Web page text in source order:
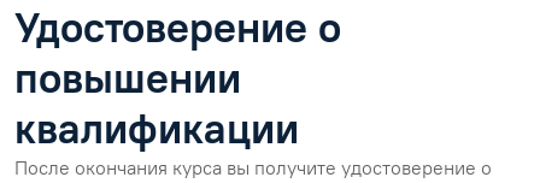
Удостоверение о
повышении
квалификации
После окончания курса вы получите удостоверение о